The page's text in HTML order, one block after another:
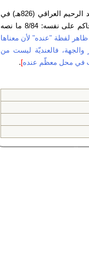
وقال الحافظ المحدّث ولي الدين أبو زرعة أحمد بن عبد الرحيم العراقي (826هـ) في
نفسه: 8/84 ما نصه
ظاهر لفظة "عنده" لأن معناها
والجهة، فالعنديّة ليست من
في محل معظّم عنده]
.